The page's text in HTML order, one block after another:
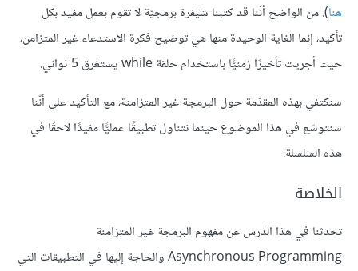
هنا). من الواضح أنّنا قد كتبنا شيفرة برمجيّة لا تقوم بعمل مفيد بكل
تأكيد، إنما الغاية الوحيدة منها هي توضيح فكرة الاستدعاء غير المتزامن،
حيث أجريت تأخيرًا زمنيًّا باستخدام حلقة while يستغرق 5 ثواني.
سنكتفي بهذه المقدّمة حول البرمجة غير المتزامنة، مع التأكيد على أنّنا
سنتوسّع في هذا الموضوع حينما نتناول تطبيقًا عمليًّا مفيدًا لاحقًا في
هذه السلسلة.
الخلاصة
تحدثنا في هذا الدرس عن مفهوم البرمجة غير المتزامنة
Asynchronous Programming والحاجة إليها في التطبيقات التي